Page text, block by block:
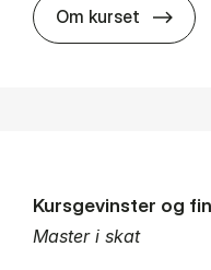
Om kurset about
Master i skat
Kursgevinster og